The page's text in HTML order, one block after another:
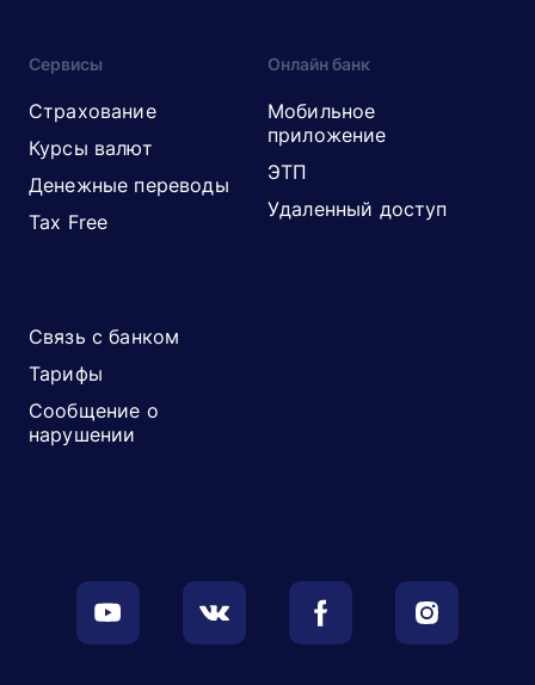
Сервисы
Страхование
Курсы валют
Денежные переводы
Tax Free
Онлайн банк
Мобильное
приложение
ЭТП
Удаленный доступ
Связь с банком
Тарифы
Сообщение о
нарушении